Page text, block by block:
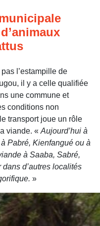
l’estampille de
il y a celle qualifiée
une commune et
conditions non
transport joue un rôle
viande. « Aujourd’hui à
Pabré, Kienfangué ou à
à Saaba, Sabré,
d’autres localités
»